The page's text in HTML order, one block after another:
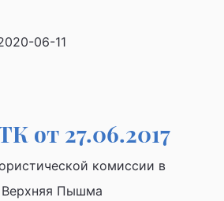
06-11
от 27.06.2017
комиссии в
Верхняя Пышма